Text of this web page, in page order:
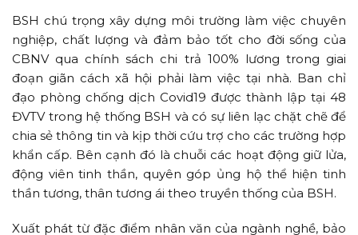
BSH chú trọng xây dựng môi trường làm việc chuyên
nghiệp, chất lượng và đảm bảo tốt cho đời sống của
CBNV qua chính sách chi trả 100% lương trong giai
đoạn giãn cách xã hội phải làm việc tại nhà. Ban chỉ
đạo phòng chống dịch Covid19 được thành lập tại 48
ĐVTV trong hệ thống BSH và có sự liên lạc chặt chẽ để
chia sẻ thông tin và kịp thời cứu trợ cho các trường hợp
khẩn cấp. Bên cạnh đó là chuỗi các hoạt động giữ lửa,
động viên tinh thần, quyên góp ủng hộ thể hiện tinh
thần tương, thân tương ái theo truyền thống của BSH.
Xuất phát từ đặc điểm nhân văn của ngành nghề, bảo